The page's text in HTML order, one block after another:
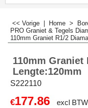
<< Vorige Home >
PRO Graniet & Tegels
110mm Graniet R1/2
110mm Graniet
Lengte:120mm
S222110
€177.86
excl BTW